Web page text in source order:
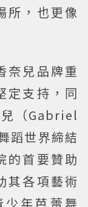
所，也更像
奈兒品牌重
定支持，同
兒（Gabriel
蹈世界締結
的首要贊助
其各項藝術
年芭蕾舞